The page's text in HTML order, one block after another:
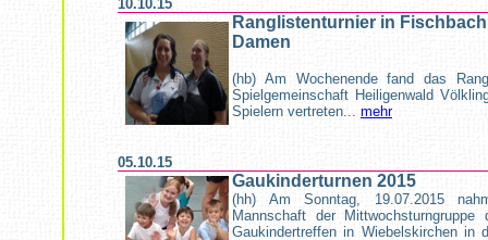
10.10.15
Ranglistenturnier in
Damen
(hb) Am Wochenende fand das
Spielgemeinschaft Heiligenwald
Spielern vertreten... mehr
05.10.15
Gaukinderturnen 2015
(hh) Am Sonntag, 19.07.2015
Mannschaft der
Gaukindertreffen in Wiebelskirchen in